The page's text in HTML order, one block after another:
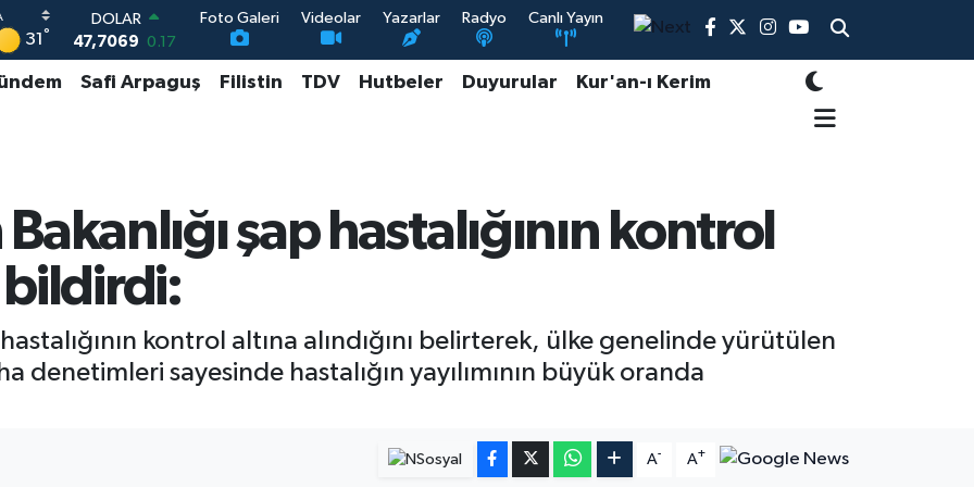
31 °
DOLAR
47,7069 0.17
EURO
55,0265 0.01
13.887 64
Foto Galeri Videolar Yazarlar Radyo Canlı Yayın
Safi Arpaguş Filistin TDV Hutbeler Duyurular Kur'an-ı Kerim
şap hastalığının kontrol
bildirdi:
kontrol altına alındığını belirterek, ülke genelinde yürütülen
denetimleri sayesinde hastalığın yayılımının büyük oranda
A- A+